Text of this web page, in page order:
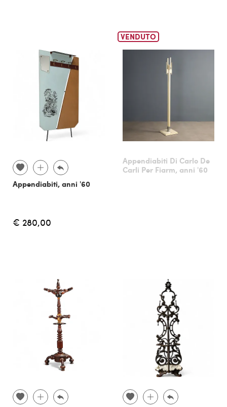
Appendiabiti, anni '60
€ 280,00
VENDUTO
Appendiabiti Di Carlo De
Carli Per Fiarm, anni '60